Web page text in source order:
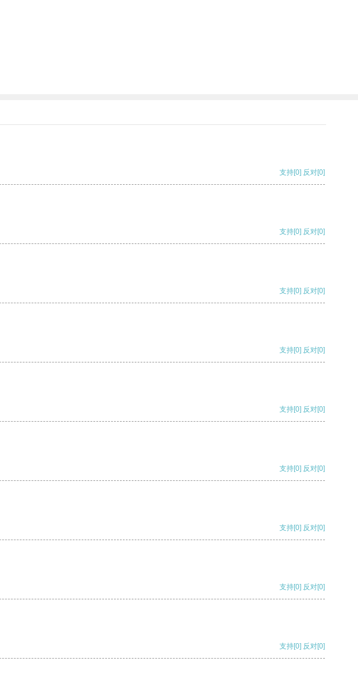
支持[0] 反对[0]
支持[0] 反对[0]
支持[0] 反对[0]
支持[0] 反对[0]
支持[0] 反对[0]
支持[0] 反对[0]
支持[0] 反对[0]
支持[0] 反对[0]
支持[0] 反对[0]